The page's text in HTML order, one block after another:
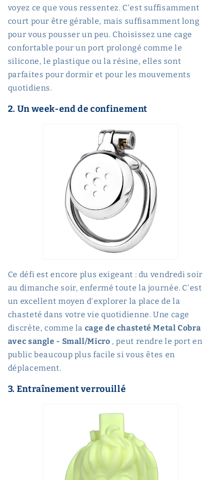
voyez ce que vous ressentez. C'est suffisamment
court pour être gérable, mais suffisamment long
pour vous pousser un peu. Choisissez une cage
confortable pour un port prolongé comme le
silicone, le plastique ou la résine, elles sont
parfaites pour dormir et pour les mouvements
quotidiens.
2. Un week-end de confinement
Ce défi est encore plus exigeant : du vendredi soir
au dimanche soir, enfermé toute la journée. C'est
un excellent moyen d'explorer la place de la
chasteté dans votre vie quotidienne. Une cage
discrète, comme la cage de chasteté Metal Cobra
avec sangle - Small/Micro , peut rendre le port en
public beaucoup plus facile si vous êtes en
déplacement.
3. Entraînement verrouillé